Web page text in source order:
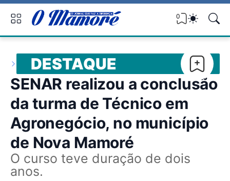
0
DESTAQUE
SENAR realizou a conclusão
da turma de Técnico em
Agronegócio, no município
de Nova Mamoré
O curso teve duração de dois
anos.